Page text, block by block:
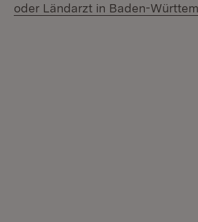
oder Ländarzt in Baden-